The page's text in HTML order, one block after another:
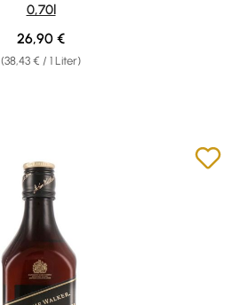
0,70l
(38,43 € / 1 Liter)
Regulärer Preis:
26,90 €